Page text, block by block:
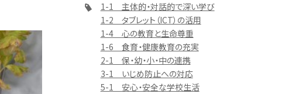
1-1 主体的・対話的で深い学び
1-2 タブレット（ICT）の活用
1-4 心の教育と生命尊重
1-6 食育・健康教育の充実
2-1 保・幼・小・中の連携
3-1 いじめ防止への対応
5-1 安心・安全な学校生活